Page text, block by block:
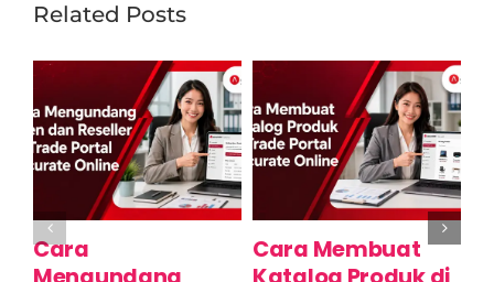
Related Posts
Cara
Cara Membuat